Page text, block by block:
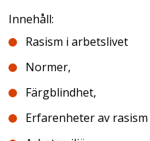
Innehåll:
Rasism i arbetslivet
Normer,
Färgblindhet,
Erfarenheter av